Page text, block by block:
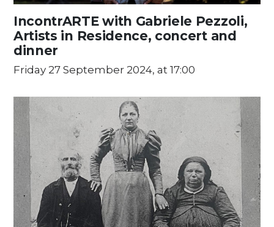
IncontrARTE with Gabriele Pezzoli,
Artists in Residence, concert and
dinner
Friday 27 September 2024, at 17:00